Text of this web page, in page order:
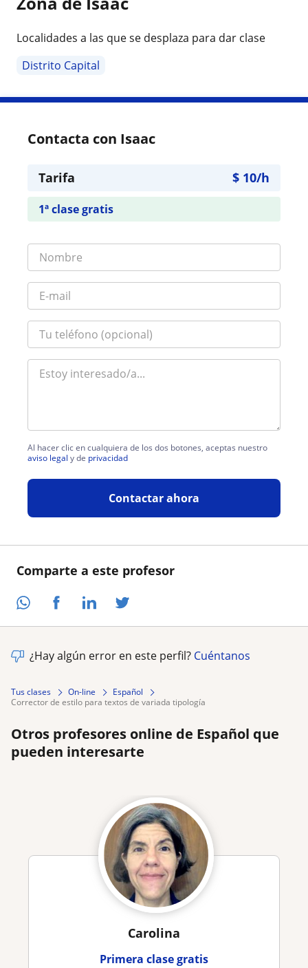
Comparte a este profesor
Localidades a las que se desplaza para dar clase
Distrito Capital
Contacta con Isaac
Tarifa $ 10/h
1ª clase gratis
Al hacer clic en cualquiera de los dos botones, aceptas nuestro
aviso legal y de privacidad
Contactar ahora
¿Hay algún error en este perfil? Cuéntanos
Tus clases On-line
Español
corrector de estilo para textos de variada tipología
Otros profesores online de Español que
pueden interesarte
Carolina
Primera clase gratis